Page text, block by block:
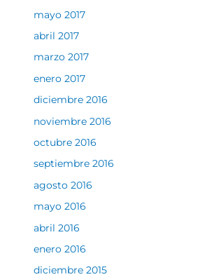
mayo 2017
abril 2017
marzo 2017
enero 2017
diciembre 2016
noviembre 2016
octubre 2016
septiembre 2016
agosto 2016
mayo 2016
abril 2016
enero 2016
diciembre 2015